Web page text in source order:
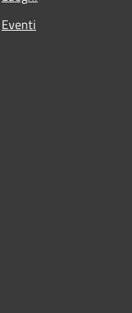
Eventi